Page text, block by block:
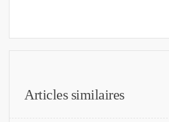
Articles similaires